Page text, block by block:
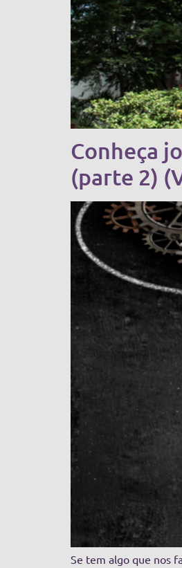
Conheça
(parte 2)
Se tem algo que nos